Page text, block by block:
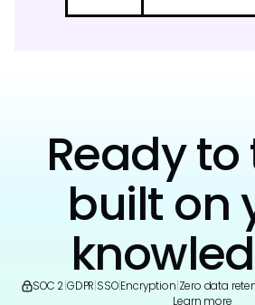
Ready to
built on
SOC 2 GDPR SSO|Encryption Zero data
Learn more